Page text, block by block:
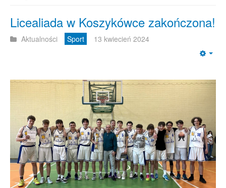
Licealiada w Koszykówce zakończona!
Aktualności Sport 13 kwiecień 2024